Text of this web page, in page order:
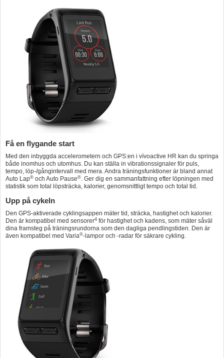
Få en flygande start
Med den inbyggda accelerometern och GPS:en i vívoactive HR kan du springa
både inomhus och utomhus. Du kan ställa in vibrationssignaler för puls,
tempo, löp-/gångintervall med mera. Andra träningsfunktioner är bland annat
Auto Lap® och Auto Pause®. Ger dig en sammanfattning efter löpningen med
statistik som total löpsträcka, kalorier, genomsnittligt tempo och total tid.
Upp på cykeln
Den GPS-aktiverade cyklingsappen mäter tid, sträcka, hastighet och kalorier.
Den är kompatibel med sensorer4 för hastighet och kadens, som mäter såväl
dina framsteg på träningsrundorna som den dagliga pendlingstiden. Den är
även kompatibel med Varia®-lampor och -radar för säkrare cykling.